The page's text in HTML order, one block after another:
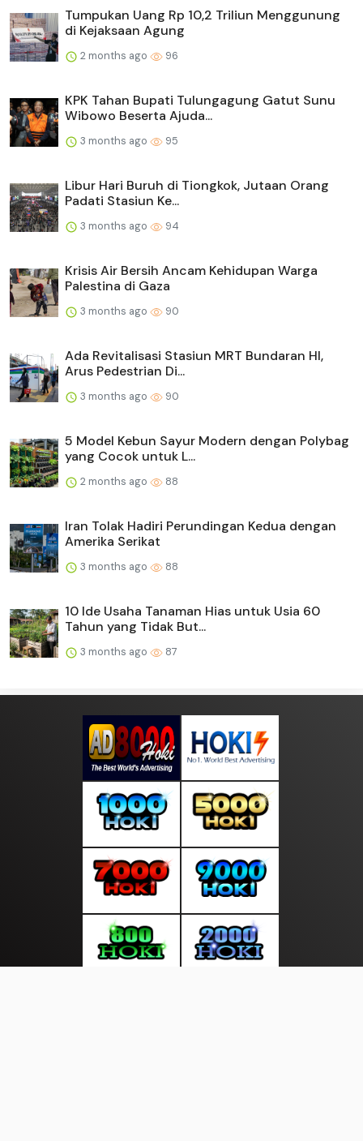
Tumpukan Uang Rp 10,2 Triliun Menggunung
di Kejaksaan Agung
2 months ago 96
KPK Tahan Bupati Tulungagung Gatut Sunu
Wibowo Beserta Ajuda...
3 months ago 95
Libur Hari Buruh di Tiongkok, Jutaan Orang
Padati Stasiun Ke...
3 months ago 94
Krisis Air Bersih Ancam Kehidupan Warga
Palestina di Gaza
3 months ago 90
Ada Revitalisasi Stasiun MRT Bundaran HI,
Arus Pedestrian Di...
3 months ago 90
5 Model Kebun Sayur Modern dengan Polybag
yang Cocok untuk L...
2 months ago 88
Iran Tolak Hadiri Perundingan Kedua dengan
Amerika Serikat
3 months ago 88
10 Ide Usaha Tanaman Hias untuk Usia 60
Tahun yang Tidak But...
3 months ago 87